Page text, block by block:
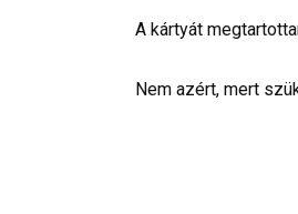
A kártyát
Nem azért, mert